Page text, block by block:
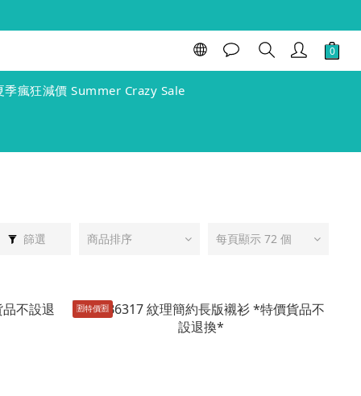
季瘋狂減價 Summer Crazy Sale
篩選 商品排序 每頁顯示 72 個
🈹️特價🈹️